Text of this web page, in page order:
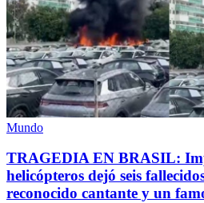
Mundo
TRAGEDIA EN BRASIL:
helicópteros dejó seis
reconocido cantante y un